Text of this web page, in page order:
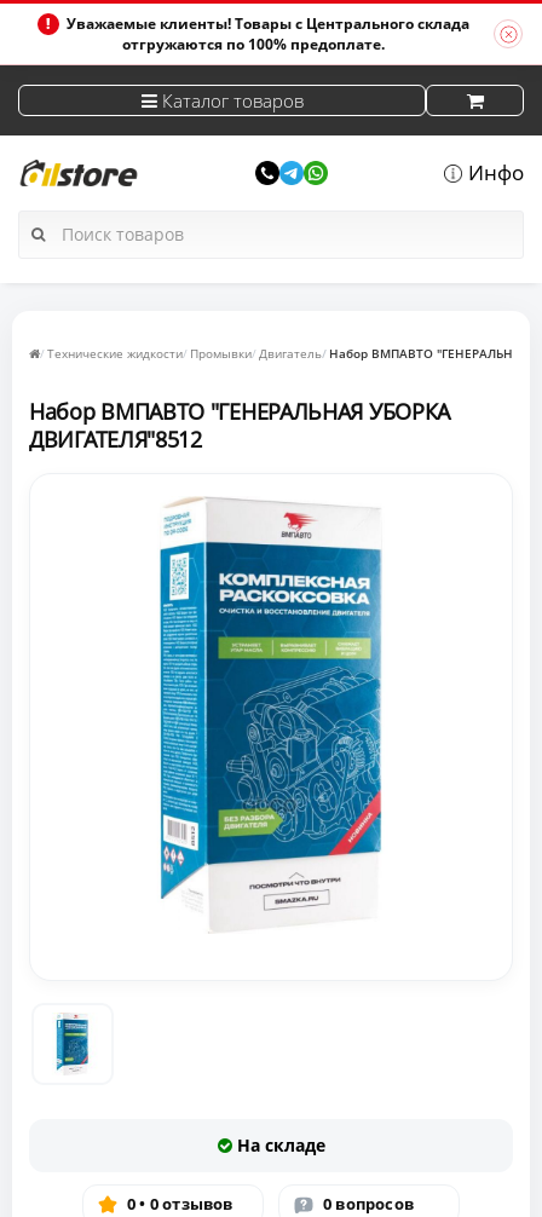
Уважаемые клиенты! Товары с Центрального склада
отгружаются по 100% предоплате.
Каталог товаров
Инфо
Технические жидкости Промывки Двигатель Набор ВМПАВТО "ГЕНЕРАЛЬНАЯ
Набор ВМПАВТО "ГЕНЕРАЛЬНАЯ УБОРКА
ДВИГАТЕЛЯ"8512
На складе
0 • 0 отзывов 0 вопросов